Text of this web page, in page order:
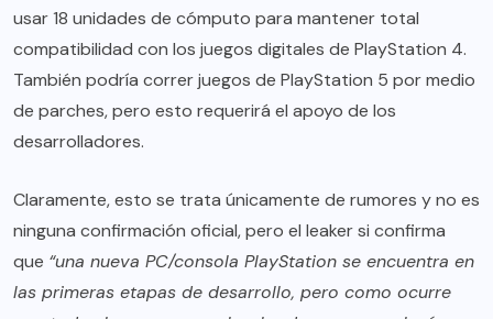
usar 18 unidades de cómputo para mantener total
compatibilidad con los juegos digitales de PlayStation 4.
También podría correr juegos de PlayStation 5 por medio
de parches, pero esto requerirá el apoyo de los
desarrolladores.
Claramente, esto se trata únicamente de rumores y no es
ninguna confirmación oficial, pero el leaker si confirma
que “una nueva PC/consola PlayStation se encuentra en
las primeras etapas de desarrollo, pero como ocurre